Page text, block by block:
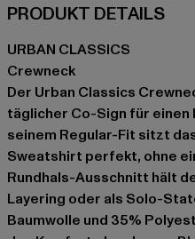
PRODUKT DETAILS
URBAN CLASSICS
Crewneck
Der Urban Classics
täglicher Co-Sign für
seinem Regular-Fit sitzt
Sweatshirt perfekt, ohne
Rundhals-Ausschnitt hält
Layering oder als Solo-
Baumwolle und 35%